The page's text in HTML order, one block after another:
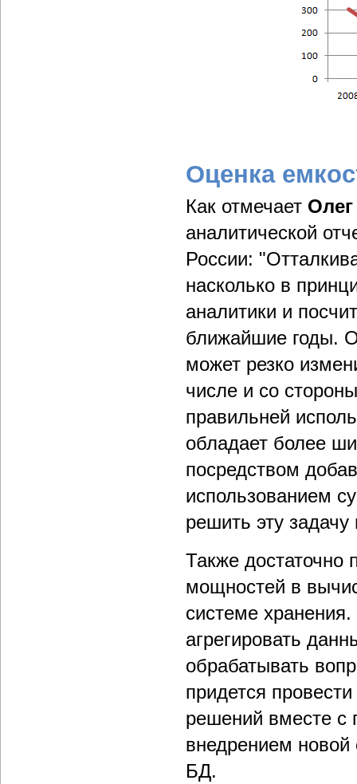
Оценка
Как отмечает
аналитической
России:
насколько в
аналитики и
ближайшие годы.
может резко
числе и со
правильней
обладает более
посредством
использованием
решить эту задачу
Также достаточно
мощностей в
системе
агрегировать
обрабатывать
придется
решений вместе с
внедрением
БД.